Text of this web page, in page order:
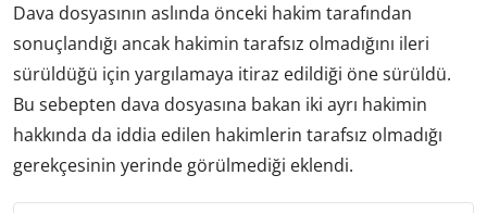
Dava dosyasının aslında önceki hakim tarafından
sonuçlandığı ancak hakimin tarafsız olmadığını ileri
sürüldüğü için yargılamaya itiraz edildiği öne sürüldü.
Bu sebepten dava dosyasına bakan iki ayrı hakimin
hakkında da iddia edilen hakimlerin tarafsız olmadığı
gerekçesinin yerinde görülmediği eklendi.